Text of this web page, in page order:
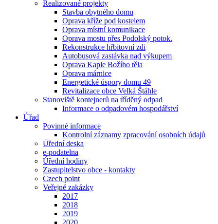
Realizované projekty
Stavba obytného domu
Oprava kříže pod kostelem
Oprava místní komunikace
Oprava mostu přes Podolský potok.
Rekonstrukce hřbitovní zdi
Autobusová zastávka nad výkupem
Oprava Kaple Božího těla
Oprava márnice
Energetické úspory domu 49
Revitalizace obce Velká Štáhle
Stanoviště kontejnerů na tříděný odpad
Informace o odpadovém hospodářství
Úřad
Povinné informace
Kontrolní záznamy zpracování osobních údajů
Úřední deska
e-podatelna
Úřední hodiny
Zastupitelstvo obce - kontakty
Czech point
Veřejné zakázky
2017
2018
2019
2020